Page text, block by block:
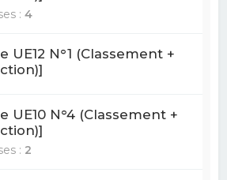
:4
UE12 N°1 (Classement +
UE10 N°4 (Classement +
: 2